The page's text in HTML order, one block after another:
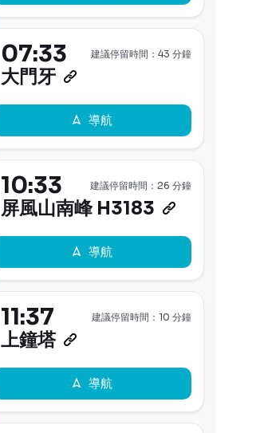
07:33
大門牙
建議停留時間：43 分鐘
導航
10:33
屏風山南峰 H3183
建議停留時間：26 分鐘
導航
11:37
上鐘塔
建議停留時間：10 分鐘
導航